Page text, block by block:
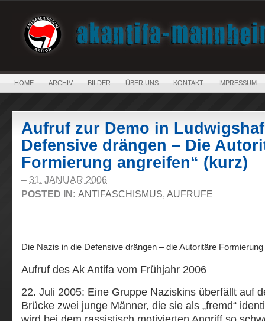
HOME ARCHIV BILDER ÜBER UNS KONTAKT IMPRESSUM
Aufruf zur Demo in
Defensive drängen – Die
Formierung angreifen“ (kurz)
– 31. JANUAR 2006
POSTED IN: ANTIFASCHISMUS, AUFRUFE
Die Nazis in die Defensive drängen – die Autoritäre
Aufruf des Ak Antifa vom Frühjahr 2006
22. Juli 2005: Eine Gruppe Naziskins überfällt auf
Brücke zwei junge Männer, die sie als „fremd“